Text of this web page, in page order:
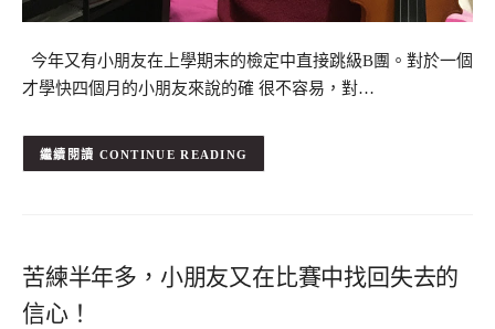
今年又有小朋友在上學期末的檢定中直接跳級B團。對於一個
才學快四個月的小朋友來說的確 很不容易，對…
CONTINUE READING
苦練半年多，小朋友又在比賽中找回失去的
信心！